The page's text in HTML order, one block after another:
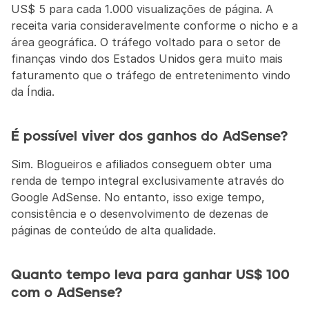
US$ 5 para cada 1.000 visualizações de página. A
receita varia consideravelmente conforme o nicho e a
área geográfica. O tráfego voltado para o setor de
finanças vindo dos Estados Unidos gera muito mais
faturamento que o tráfego de entretenimento vindo
da Índia.
É possível viver dos ganhos do AdSense?
Sim. Blogueiros e afiliados conseguem obter uma
renda de tempo integral exclusivamente através do
Google AdSense. No entanto, isso exige tempo,
consistência e o desenvolvimento de dezenas de
páginas de conteúdo de alta qualidade.
Quanto tempo leva para ganhar US$ 100
com o AdSense?